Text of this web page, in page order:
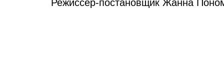
Режиссер-постановщик Жанна